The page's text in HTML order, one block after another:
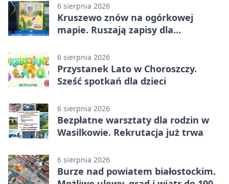
6 sierpnia 2026
Kruszewo znów na ogórkowej
mapie. Ruszają zapisy dla
6 sierpnia 2026
Przystanek Lato w Choroszczy.
Sześć spotkań dla dzieci
6 sierpnia 2026
Bezpłatne warsztaty dla rodzin w
Wasilkowie. Rekrutacja już trwa
6 sierpnia 2026
Burze nad powiatem białostockim.